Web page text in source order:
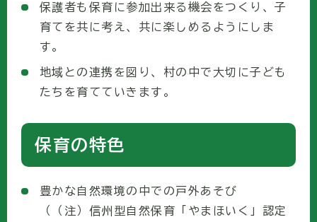
保護者も保育に参加出来る機会をつくり、子
育てを共に考え、共に楽しめるようにしま
す。
地域との連携を図り、村の中で大切に子ども
たちを育てていきます。
保育の特色
豊かな自然環境の中での戸外あそび
（（注）信州型自然保育「やまほいく」認定